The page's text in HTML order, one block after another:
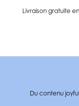
Livraison gratuite
Du contenu